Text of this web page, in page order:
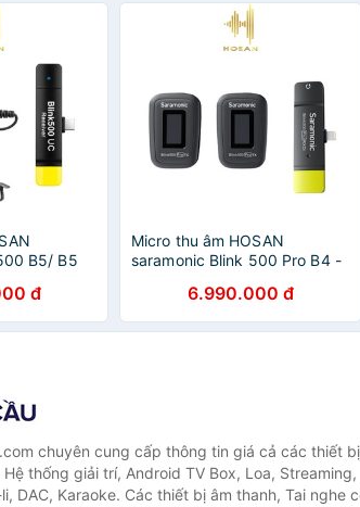
B5/ B5
đ
Micro thu âm HOSAN
saramonic Blink 500 Pro B4 -
Thời lượng pin 5 giờ - Bảo
hành 12 tháng
6.990.000 đ
chuyên cung cấp thông tin giá cả các thiết bị
thống giải trí, Android TV Box, Loa, Streaming,
DAC, Karaoke. Các thiết bị âm thanh, Tai nghe